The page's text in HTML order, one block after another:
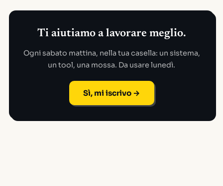
Ti aiutiamo a lavorare meglio.
Ogni sabato mattina, nella tua casella: un sistema,
un tool, una mossa. Da usare lunedì.
Sì, mi iscrivo →